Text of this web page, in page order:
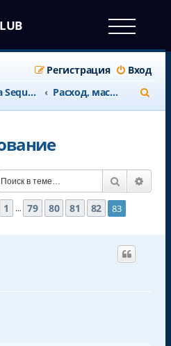
Вход
Регистрация
Тоyota Sequoia c 2008 года Расход, масло, топливо, ГБО
о
Поиск
83 из83
Пред.
1 … 79 80 81 82 83